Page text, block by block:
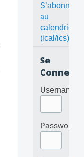
S’abonner
au
calendrier
(ical/ics)
Se
Username
Password